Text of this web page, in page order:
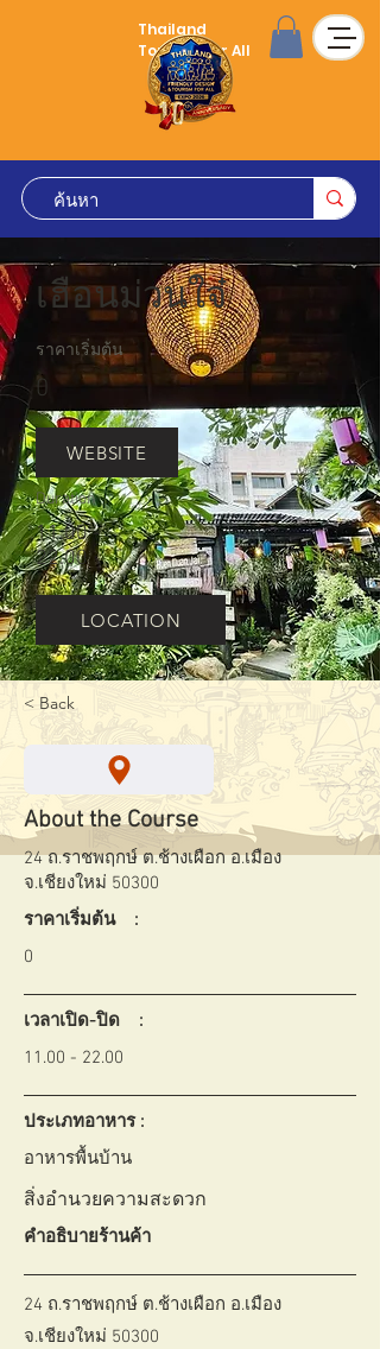
Thailand
Tourism for All
เฮือนม่วนใจ๋
ราคาเริ่มต้น
0
WEBSITE
Duration
11.00 -
22.00
LOCATION
< Back
About the Course
24 ถ.ราชพฤกษ์ ต.ช้างเผือก อ.เมือง
จ.เชียงใหม่ 50300
ราคาเริ่มต้น :
0
เวลาเปิด-ปิด :
11.00 - 22.00
ประเภทอาหาร :
อาหารพื้นบ้าน
สิ่งอำนวยความสะดวก
คำอธิบายร้านค้า
24 ถ.ราชพฤกษ์ ต.ช้างเผือก อ.เมือง
จ.เชียงใหม่ 50300